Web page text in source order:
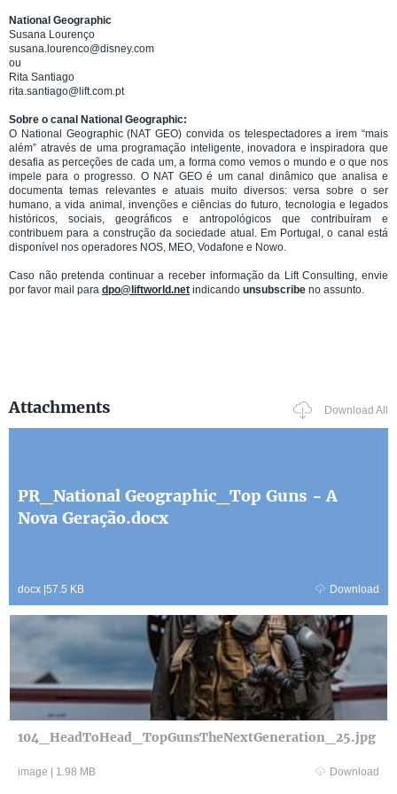
National Geographic
Susana Lourenço
susana.lourenco@disney.com
ou
Rita Santiago
rita.santiago@lift.com.pt
Sobre o canal National Geographic:
O National Geographic (NAT GEO) convida os telespectadores a irem “mais
além” através de uma programação inteligente, inovadora e inspiradora que
desafia as perceções de cada um, a forma como vemos o mundo e o que nos
impele para o progresso. O NAT GEO é um canal dinâmico que analisa e
documenta temas relevantes e atuais muito diversos: versa sobre o ser
humano, a vida animal, invenções e ciências do futuro, tecnologia e legados
históricos, sociais, geográficos e antropológicos que contribuíram e
contribuem para a construção da sociedade atual. Em Portugal, o canal está
disponível nos operadores NOS, MEO, Vodafone e Nowo.
Caso não pretenda continuar a receber informação da Lift Consulting, envie
por favor mail para dpo@liftworld.net indicando unsubscribe no assunto.
Attachments Download All
PR_National Geographic_Top Guns - A
Nova Geração.docx
docx |57.5 KB Download
104_HeadToHead_TopGunsTheNextGeneration_25.jpg
image | 1.98 MB Download